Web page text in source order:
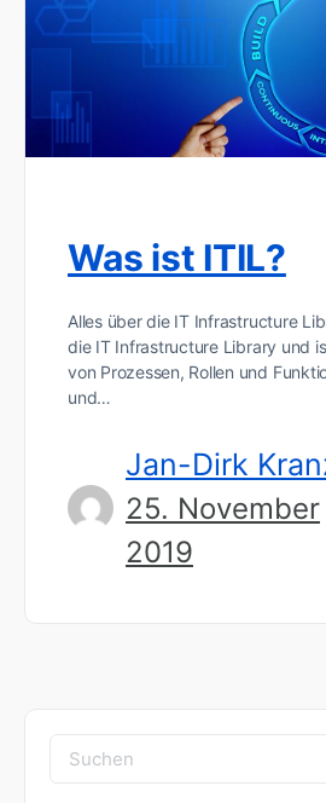
Was ist ITIL?
Alles über die IT Infrastructure
die IT Infrastructure Library und
von Prozessen, Rollen und
und…
Jan-Dirk
25. November
2019
Suchen
nach: